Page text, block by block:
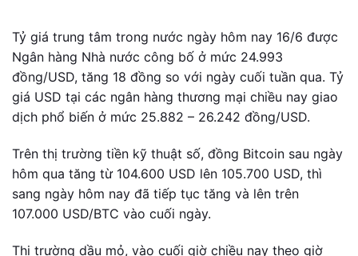
Tỷ giá trung tâm trong nước ngày hôm nay 16/6 được
Ngân hàng Nhà nước công bố ở mức 24.993
đồng/USD, tăng 18 đồng so với ngày cuối tuần qua. Tỷ
giá USD tại các ngân hàng thương mại chiều nay giao
dịch phổ biến ở mức 25.882 – 26.242 đồng/USD.
Trên thị trường tiền kỹ thuật số, đồng Bitcoin sau ngày
hôm qua tăng từ 104.600 USD lên 105.700 USD, thì
sang ngày hôm nay đã tiếp tục tăng và lên trên
107.000 USD/BTC vào cuối ngày.
Thị trường dầu mỏ, vào cuối giờ chiều nay theo giờ